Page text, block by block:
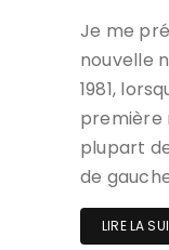
Je me
nouvelle
1981,
première
plupart
de
LIRE LA